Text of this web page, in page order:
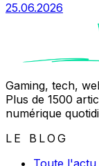
25.06.2026
Gaming, tech,
Plus de 1500
numérique
LE BLOG
Toute l'actu